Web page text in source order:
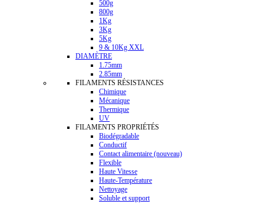
500g
800g
1Kg
3Kg
5Kg
9 & 10Kg XXL
DIAMÈTRE
1.75mm
2.85mm
FILAMENTS RÉSISTANCES
Chimique
Mécanique
Thermique
UV
FILAMENTS PROPRIÉTÉS
Biodégradable
Conductif
Contact alimentaire (nouveau)
Flexible
Haute Vitesse
Haute-Température
Nettoyage
Soluble et support